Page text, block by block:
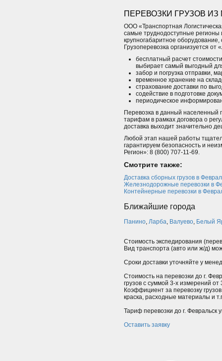
ПЕРЕВОЗКИ ГРУЗОВ
ООО «Транспортная
самые труднодоступные регионы
крупногабаритное
Грузоперевозка организуется
бесплатный расчет
выбирает самый выгодный
забор и погрузка отправки,
временное хранение на
страхование доставки по
содействие в подготовке
периодическое
Перевозка в данный населенный
тарифам в рамках договора о
доставка выходит значительно
Любой этап нашей работы
гарантируем безопасность и
Регион»: 8 (800) 707-11-69.
Смотрите также:
Доставка сборных грузов в
Железнодорожные перевозки в
Контейнерные перевозки в
Ближайшие города
Панино, Ларба, Валуево, Белый
Стоимость экспедирования
Вид транспорта (авто или ж/д)
Сроки доставки уточняйте у
Стоимость на перевозки до г.
грузов с суммой 3-х измерений
Коэффициент за перевозку
краска, расходные материалы и
Тариф перевозки до г. Февральск
Оставить заявку